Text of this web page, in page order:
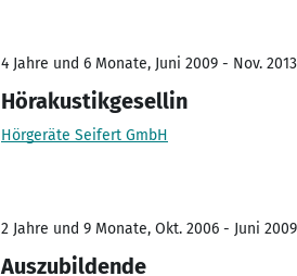
4 Jahre und 6 Monate, Juni 2009 - Nov. 2013
Hörakustikgesellin
Hörgeräte Seifert GmbH
2 Jahre und 9 Monate, Okt. 2006 - Juni 2009
Auszubildende